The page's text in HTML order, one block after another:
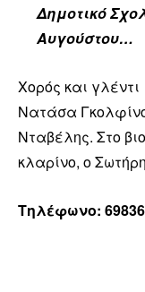
Δημοτικό
Αυγούστου…
Χορός και
Νατάσα
Νταβέλης. Στο
κλαρίνο, ο
Τηλέφωνο: